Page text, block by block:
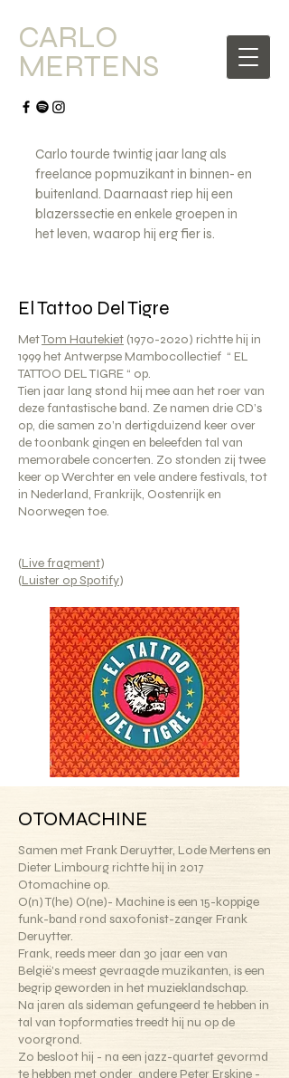
CARLO
MERTENS
Carlo tourde twintig jaar lang als
freelance popmuzikant in binnen- en
buitenland. Daarnaast riep hij een
blazerssectie en enkele groepen in
het leven, waarop hij erg fier is.
El Tattoo Del Tigre
MetTom Hautekiet (1970-2020) richtte hij in
1999 het Antwerpse Mambocollectief “ EL
TATTOO DEL TIGRE “ op.
Tien jaar lang stond hij mee aan het roer van
deze fantastische band. Ze namen drie CD’s
op, die samen zo’n dertigduizend keer over
de toonbank gingen en beleefden tal van
memorabele concerten. Zo stonden zij twee
keer op Werchter en vele andere festivals, tot
in Nederland, Frankrijk, Oostenrijk en
Noorwegen toe.
(Live fragment)
(Luister op Spotify)
OTOMACHINE
Samen met Frank Deruytter, Lode Mertens en
Dieter Limbourg richtte hij in 2017
Otomachine op.
O(n) T(he) O(ne)- Machine is een 15-koppige
funk-band rond saxofonist-zanger Frank
Deruytter.
Frank, reeds meer dan 30 jaar een van
België's meest gevraagde muzikanten, is een
begrip geworden in het muzieklandschap.
Na jaren als sideman gefungeerd te hebben in
tal van topformaties treedt hij nu op de
voorgrond.
Zo besloot hij - na een jazz-quartet gevormd
te hebben met onder andere Peter Erskine -